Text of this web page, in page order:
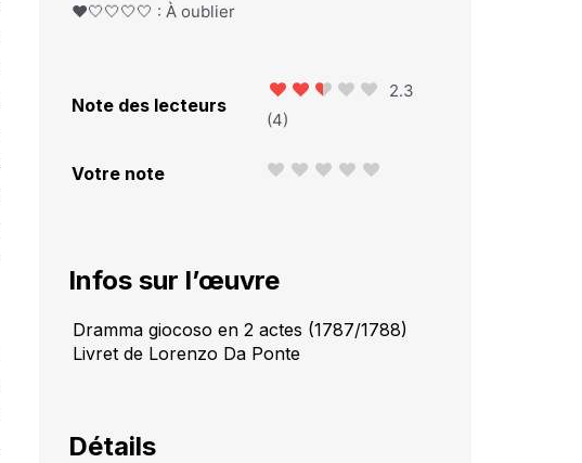
❤️🤍🤍🤍🤍 : À oublier
Note des lecteurs
2.3
(4)
Votre note
Infos sur l’œuvre
Dramma giocoso en 2 actes (1787/1788)
Livret de Lorenzo Da Ponte
Détails